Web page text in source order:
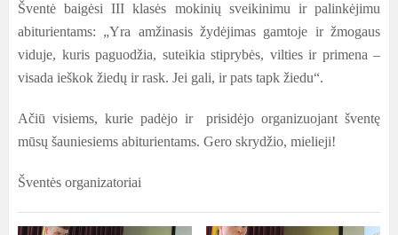
Šventė baigėsi III klasės mokinių sveikinimu ir palinkėjimu
abiturientams: „Yra amžinasis žydėjimas gamtoje ir žmogaus
viduje, kuris paguodžia, suteikia stiprybės, vilties ir primena –
visada ieškok žiedų ir rask. Jei gali, ir pats tapk žiedu“.
Ačiū visiems, kurie padėjo ir prisidėjo organizuojant šventę
mūsų šauniesiems abiturientams. Gero skrydžio, mielieji!
Šventės organizatoriai